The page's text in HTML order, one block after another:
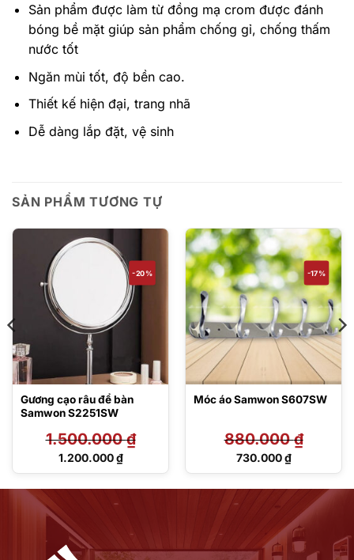
Sản phẩm được làm từ đồng mạ crom được đánh
bóng bề mặt giúp sản phẩm chống gỉ, chống thấm
nước tốt
Ngăn mùi tốt, độ bền cao.
Thiết kế hiện đại, trang nhã
Dễ dàng lắp đặt, vệ sinh
SẢN PHẨM TƯƠNG TỰ
-20%
Gương cạo râu để bàn
Samwon S2251SW
1.500.000₫
Giá
1.200.000₫
Giá
-17%
Móc áo Samwon S607SW
880.000₫
Giá
730.000₫
Giá
730.000 ₫.